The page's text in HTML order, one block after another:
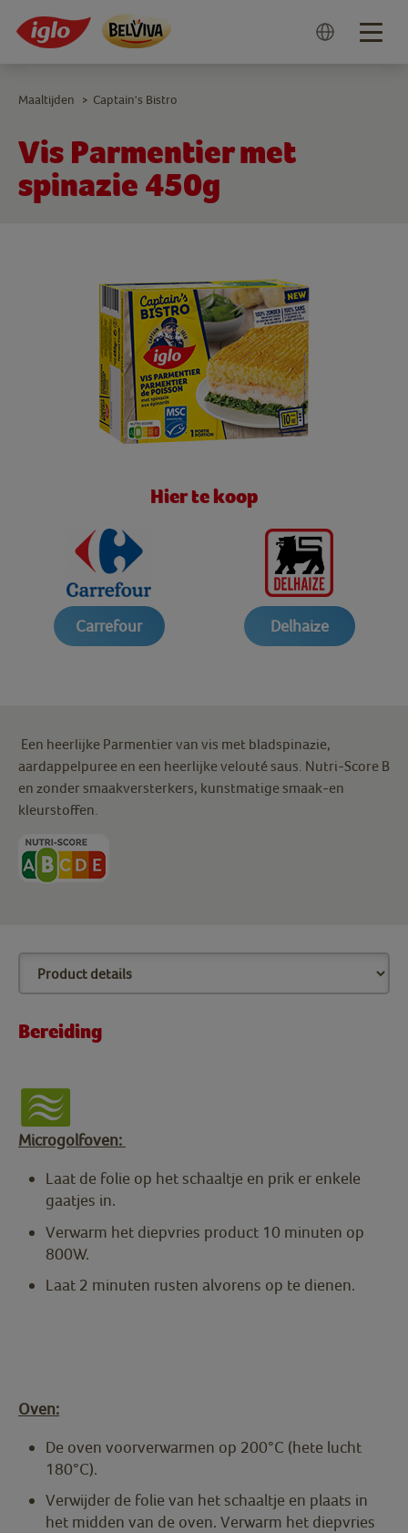
Vis Parmentier met
spinazie 450g
Maaltijden > Captain's Bistro
Hier te koop
Carrefour Delhaize
Een heerlijke Parmentier van vis met bladspinazie,
aardappelpuree en een heerlijke velouté saus. Nutri-Score B
en zonder smaakversterkers, kunstmatige smaak-en
kleurstoffen.
Bereiding
Microgolfoven:
Laat de folie op het schaaltje en prik er enkele
gaatjes in.
Verwarm het diepvries product 10 minuten op
800W.
Laat 2 minuten rusten alvorens op te dienen.
Oven:
De oven voorverwarmen op 200°C (hete lucht
180°C).
Verwijder de folie van het schaaltje en plaats in
het midden van de oven. Verwarm het diepvries